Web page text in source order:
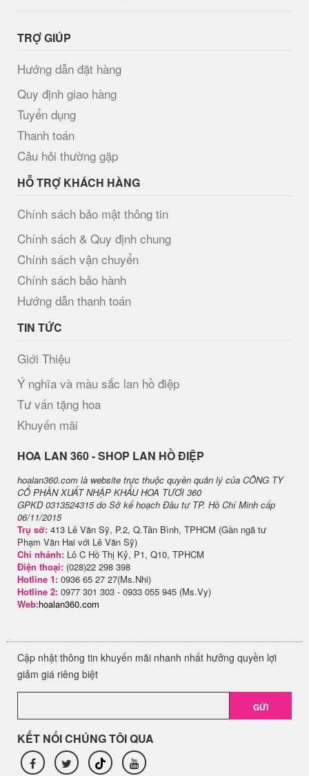
TRỢ GIÚP
Hướng dẫn đặt hàng
Quy định giao hàng
Tuyển dụng
Thanh toán
Câu hỏi thường gặp
HỖ TRỢ KHÁCH HÀNG
Chính sách bảo mật thông tin
Chính sách & Quy định chung
Chính sách vận chuyển
Chính sách bảo hành
Hướng dẫn thanh toán
TIN TỨC
Giới Thiệu
Ý nghĩa và màu sắc lan hồ điệp
Tư vấn tặng hoa
Khuyến mãi
H​OA LAN 360 - SHOP LAN HỒ ĐIỆP
hoalan360.com là website trực thuộc quyền quản lý của CÔNG TY
CỔ PHẦN XUẤT NHẬP KHẨU HOA TƯƠI 360
GPKD 0313524315 do Sở kế hoạch Đầu tư TP. Hồ Chí Minh cấp
06/11/2015
Trụ sở: 413 Lê Văn Sỹ, P.2, Q.Tân Bình, TPHCM (Gần ngã tư
Phạm Văn Hai với Lê Văn Sỹ)
Chi nhánh: Lô C Hồ Thị Kỷ, P1, Q10, TPHCM
Điện thoại: (028)22 298 398
Hotline 1: 0936 65 27 27(Ms.Nhi)
Hotline 2: 0977 301 303 - 0933 055 945 (Ms.Vy)
Web:hoalan360.com
Cập nhật thông tin khuyến mãi nhanh nhất hưởng quyền lợi
giảm giá riêng biệt
GỬI
KẾT NỐI CHÚNG TÔI QUA